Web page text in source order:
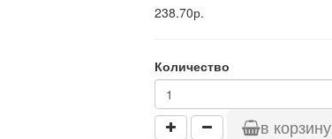
238.70р.
Количество
в корзину